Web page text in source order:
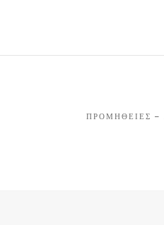
ΠΡΟΜΉΘΕΙΕΣ –